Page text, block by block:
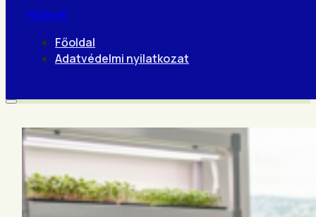
Hírlevél
Főoldal
Adatvédelmi nyilatkozat